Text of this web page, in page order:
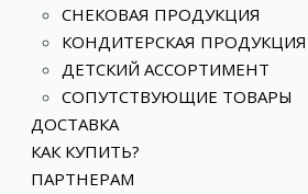
СНЕКОВАЯ ПРОДУКЦИЯ
КОНДИТЕРСКАЯ ПРОДУКЦИЯ
ДЕТСКИЙ АССОРТИМЕНТ
СОПУТСТВУЮЩИЕ ТОВАРЫ
ДОСТАВКА
КАК КУПИТЬ?
ПАРТНЕРАМ